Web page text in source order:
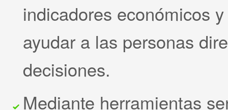
indicadores económicos
ayudar a las personas
decisiones.
Mediante herramientas